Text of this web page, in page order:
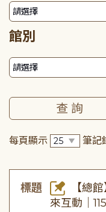
館別
每頁顯示 筆記
標題
【總
來互動｜